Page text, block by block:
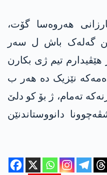
هەروەسا گۆت،
گەلەک باش ل سەر
هێڤیدارم تیم ژی بکارن
نێزیک دە هەر ب
تەمام، ژ بۆ کو دلێ
دانووستاندنێن